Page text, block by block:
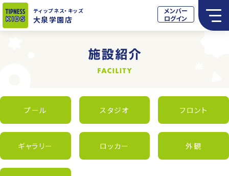
ティップネス・キッズ
大泉学園店
メンバー
ログイン
プール スタジオ フロント
ギャラリー ロッカー 外観